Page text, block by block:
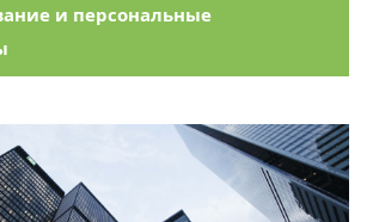
и персональные